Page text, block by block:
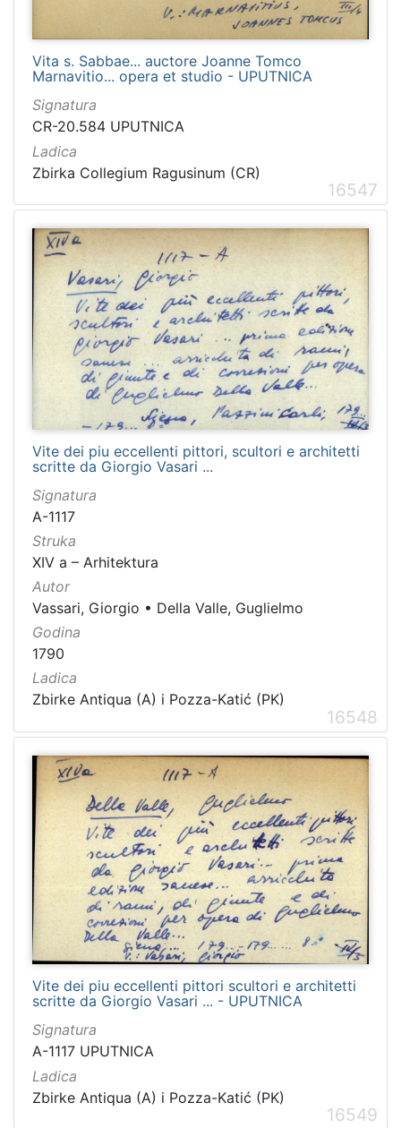
Vita s. Sabbae... auctore Joanne Tomco
Marnavitio... opera et studio - UPUTNICA
Signatura
CR-20.584 UPUTNICA
Ladica
Zbirka Collegium Ragusinum (CR)
16547
Vite dei piu eccellenti pittori, scultori e architetti
scritte da Giorgio Vasari ...
Signatura
A-1117
Struka
XIV a – Arhitektura
Autor
Vassari, Giorgio • Della Valle, Guglielmo
Godina
1790
Ladica
Zbirke Antiqua (A) i Pozza-Katić (PK)
16548
Vite dei piu eccellenti pittori scultori e architetti
scritte da Giorgio Vasari ... - UPUTNICA
Signatura
A-1117 UPUTNICA
Ladica
Zbirke Antiqua (A) i Pozza-Katić (PK)
16549